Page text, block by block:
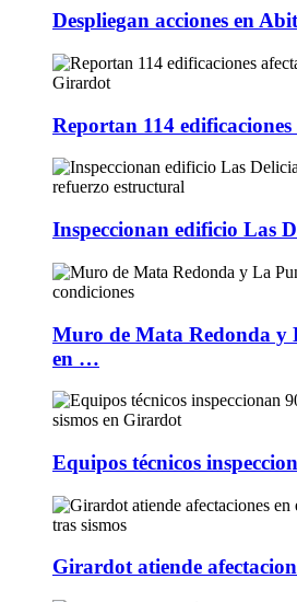
Despliegan acciones en
Reportan 114
Inspeccionan edificio Las
Muro de Mata Redonda y
en …
Equipos técnicos
Girardot atiende